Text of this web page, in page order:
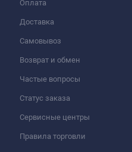
Оплата
Доставка
Самовывоз
Возврат и обмен
Частые вопросы
Статус заказа
Сервисные центры
Правила торговли